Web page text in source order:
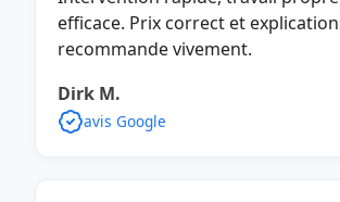
efficace. Prix correct et
recommande vivement.
Dirk M.
avis Google